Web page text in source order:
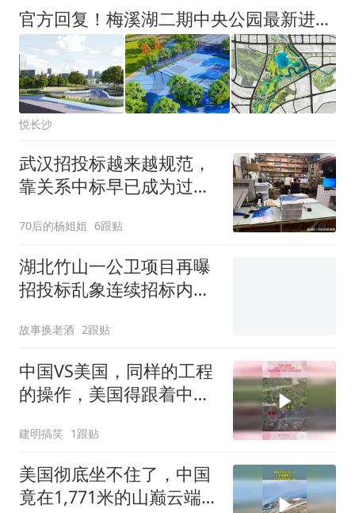
官方回复！梅溪湖二期中央公园最新进展！
悦长沙
武汉招投标越来越规范，
靠关系中标早已成为过去
70后的杨姐姐 6跟贴
湖北竹山一公卫项目再曝
招投标乱象连续招标内定
故事换老酒 2跟贴
中国VS美国，同样的工程
的操作，美国得跟着中国
建明搞笑 1跟贴
美国彻底坐不住了，中国
竟在1,771米的山巅云端，